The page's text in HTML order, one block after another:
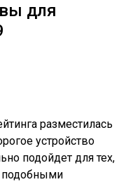
для
разместилась
устройство
подойдет для тех,
подобными